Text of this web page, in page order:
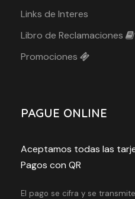
Links de Interes
Libro de Reclamaciones
Promociones
PAGUE ONLINE
Aceptamos todas las
Pagos con QR
El pago se cifra y se